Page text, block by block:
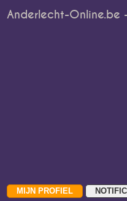
Anderlecht-Online.be